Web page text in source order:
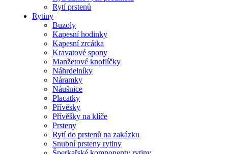
Rytí prstenů
Rytiny
Buzoly
Kapesní hodinky
Kapesní zrcátka
Kravatové spony
Manžetové knoflíčky
Náhrdelníky
Náramky
Náušnice
Placatky
Přívěsky
Přívěšky na klíče
Prsteny
Rytí do prstenů na zakázku
Snubní prsteny rytiny